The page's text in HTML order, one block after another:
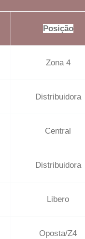
Posição
Zona 4
Distribuidora
Central
Distribuidora
Libero
Oposta/Z4